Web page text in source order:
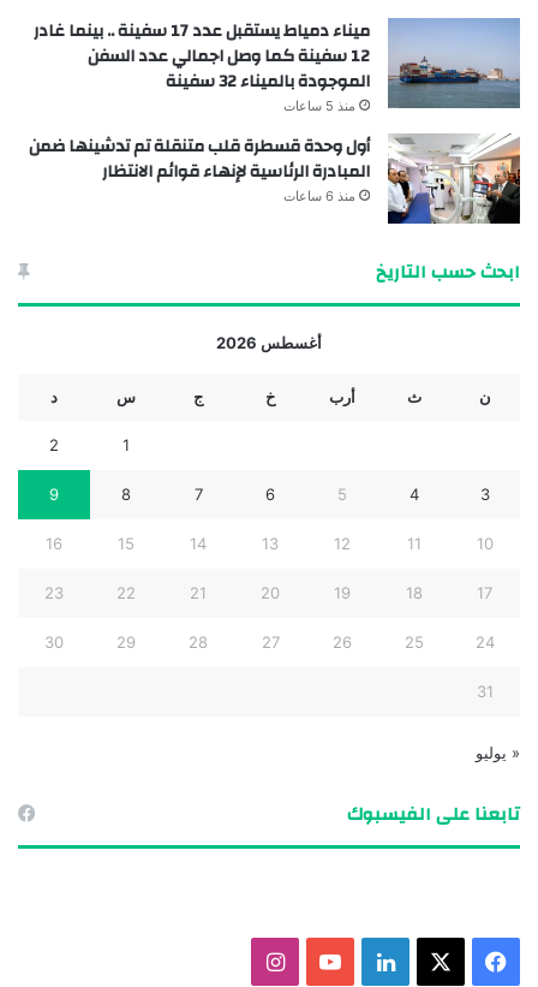
ميناء دمياط يستقبل عدد 17 سفينة .. بينما غادر
12 سفينة كما وصل اجمالي عدد السفن
الموجودة بالميناء 32 سفينة
منذ 5 ساعات
أول وحدة قسطرة قلب متنقلة تم تدشينها ضمن
المبادرة الرئاسية لإنهاء قوائم الانتظار
منذ 6 ساعات
ابحث حسب التاريخ
أغسطس 2026
ن ث أرب خ ج س د
1
2
3
4
5
6
7
8
9
10
11
12
13
14
15
16
17
18
19
20
21
22
23
24
25
26
27
28
29
30
31
« يوليو
تابعنا على الفيسبوك